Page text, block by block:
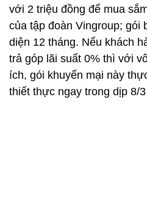
với 2 triệu đồng để mua
của tập đoàn Vingroup; gói
diện 12 tháng. Nếu khách
trả góp lãi suất 0% thì với
ích, gói khuyến mại này
thiết thực ngay trong dịp 8/3